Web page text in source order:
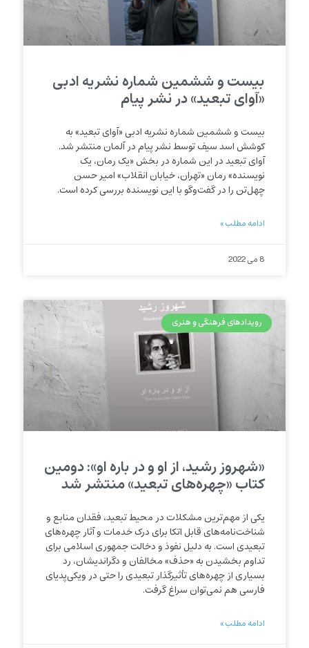
بیست و ششمین شماره نشریه ادبی
«آوای تبعید» در نشر پیام
بیست و ششمین شماره نشریه ادبی «آوای تبعید» به
کوشش اسد سیف توسط نشر پیام در آلمان منتشر شد.
آوای تبعید در این شماره در بخش «یک رمان، یک
نویسنده» رمان «تهران، خیابان انقلاب» امیر حسن
چهل‌تن را در گفت‌وگو با این نویسنده بررسی کرده است.
ادامه مطلب »
8 می 2022
رویدادهای فرهنگی و هنری
«شهروز رشید، از او و در باره او»: دومین
کتاب «چهره‌های تبعید» منتشر شد
یکی از مهم‌ترین مشکلات در محیط تبعید، فقدان منابع و
شناخت‌نامه‌های قابل اتکا برای درک خدمات و آثار چهره‌های
تبعیدی است. به دلیل نفوذ و دخالت جمهوری اسلامی برای
تداوم بخشیدن به «حذف» مخالفان و دگراندیشان، رد
بسیاری از چهره‌های تأثیرگذار تبعیدی را حتی در ویکی‌پدیای
فارسی هم نمی‌توان سراغ گرفت.
ادامه مطلب »